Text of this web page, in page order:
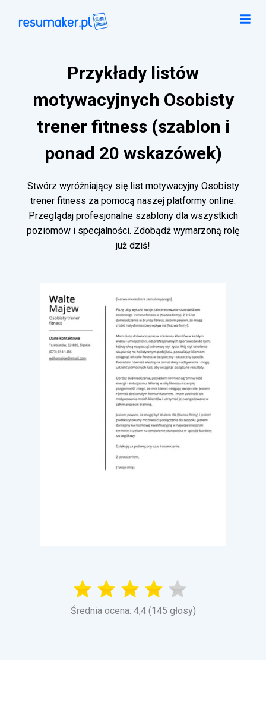
Przykłady listów
motywacyjnych Osobisty
trener fitness (szablon i
ponad 20 wskazówek)
Stwórz wyróżniający się list motywacyjny Osobisty
trener fitness za pomocą naszej platformy online.
Przeglądaj profesjonalne szablony dla wszystkich
poziomów i specjalności. Zdobądź wymarzoną rolę
już dziś!
Średnia ocena: 4,4 (145 głosy)